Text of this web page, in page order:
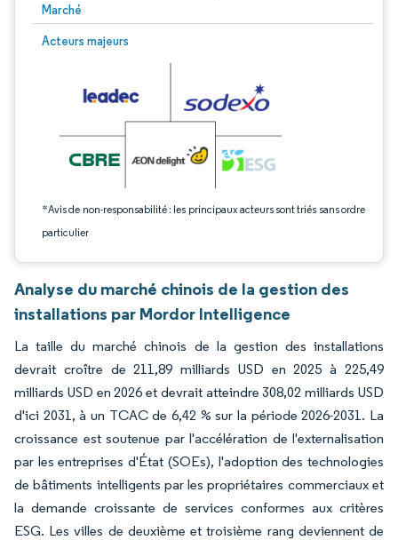
Marché
Acteurs majeurs
*Avis de non-responsabilité : les principaux acteurs sont triés sans ordre
particulier
Image © Mordor Intelligence. La réutilisation nécessite une attribution sous CC
Analyse du marché chinois de la gestion des
installations par Mordor Intelligence
La taille du marché chinois de la gestion des installations
devrait croître de 211,89 milliards USD en 2025 à 225,49
milliards USD en 2026 et devrait atteindre 308,02 milliards USD
d'ici 2031, à un TCAC de 6,42 % sur la période 2026-2031. La
croissance est soutenue par l'accélération de l'externalisation
par les entreprises d'État (SOEs), l'adoption des technologies
de bâtiments intelligents par les propriétaires commerciaux et
la demande croissante de services conformes aux critères
ESG. Les villes de deuxième et troisième rang deviennent de